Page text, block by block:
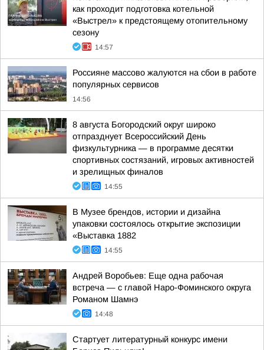
как проходит подготовка котельной
«Выстрел» к предстоящему отопительному
сезону
14:57
Россияне массово жалуются на сбои в работе
популярных сервисов
14:56
8 августа Богородский округ широко
отпразднует Всероссийский День
физкультурника — в программе десятки
спортивных состязаний, игровых активностей
и зрелищных финалов
14:55
В Музее брендов, истории и дизайна
упаковки состоялось открытие экспозиции
«Выставка 1882
14:55
Андрей Воробьев: Еще одна рабочая
встреча — с главой Наро-Фоминского округа
Романом Шамнэ
14:48
Стартует литературный конкурс имени